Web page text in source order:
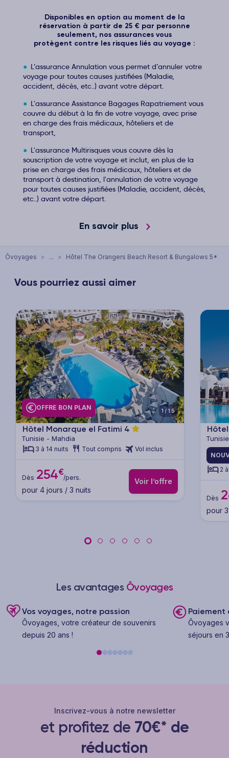
Disponibles en option au moment de la
réservation à partir de 25 € par personne
seulement, nos assurances vous
protègent contre les risques liés au voyage :
L’assurance Annulation vous permet d’annuler votre
voyage pour toutes causes justifiées (Maladie,
accident, décès, etc..) avant votre départ.
L'assurance Assistance Bagages Rapatriement vous
couvre du début à la fin de votre voyage, avec prise
en charge des frais médicaux, hôteliers et de
transport,
L'assurance Multirisques vous couvre dès la
souscription de votre voyage et inclut, en plus de la
prise en charge des frais médicaux, hôteliers et de
transport à destination, l'annulation de votre voyage
pour toutes causes justifiées (Maladie, accident, décès,
etc..) avant votre départ.
En savoir plus
Ôvoyages > ... > Hôtel The Orangers Beach Resort & Bungalows 5*
Vous pourriez aussi aimer
Previous Next
OFFRE BON PLAN 1/15
Hôtel Monarque el Fatimi 4
Tunisie - Mahdia
3 à 14 nuits Tout compris Vol inclus
Dès 254€
/pers.
pour 4 jours / 3 nuits
Voir l’offre
2
Dès
pour
Les avantages Ôvoyages
Vos voyages, notre passion
Ôvoyages, votre créateur de souvenirs
depuis 20 ans !
Paiement
Ôvoyages
séjours en
Inscrivez-vous à notre newsletter
et profitez de 70€* de
réduction